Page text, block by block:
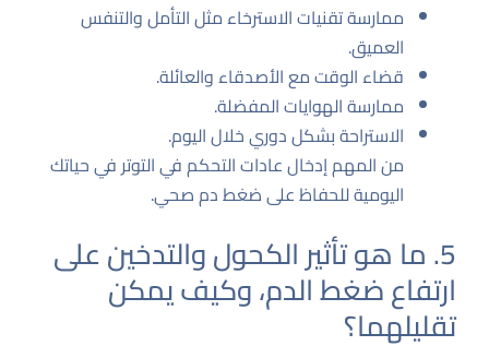
ممارسة تقنيات الاسترخاء مثل التأمل والتنفس
العميق.
قضاء الوقت مع الأصدقاء والعائلة.
ممارسة الهوايات المفضلة.
الاستراحة بشكل دوري خلال اليوم.
من المهم إدخال عادات التحكم في التوتر في حياتك
اليومية للحفاظ على ضغط دم صحي.
5. ما هو تأثير الكحول والتدخين على
ارتفاع ضغط الدم، وكيف يمكن
تقليلهما؟